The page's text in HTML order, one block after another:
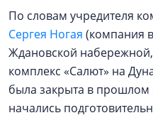
По словам учредителя
Сергея Ногая (компания
Ждановской набережной,
комплекс «Салют» на
была закрыта в прошлом
начались